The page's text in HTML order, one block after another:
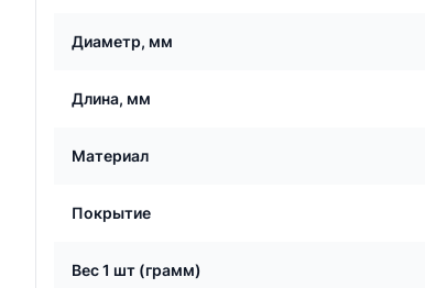
Диаметр, мм
Длина, мм
Материал
Покрытие
Вес 1 шт (грамм)